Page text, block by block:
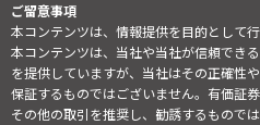
ご留意事項
本コンテンツは、情報提供を目的として行
本コンテンツは、当社や当社が信頼でき
を提供していますが、当社はその正確性
保証するものではございません。有価証
その他の取引を推奨し、勧誘するもので